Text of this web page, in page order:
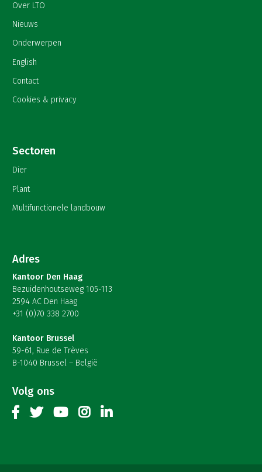
Over LTO
Nieuws
Onderwerpen
English
Contact
Cookies & privacy
Sectoren
Dier
Plant
Multifunctionele landbouw
Adres
Kantoor Den Haag
Bezuidenhoutseweg 105-113
2594 AC Den Haag
+31 (0)70 338 2700
Kantoor Brussel
59-61, Rue de Trèves
B-1040 Brussel – België
Volg ons